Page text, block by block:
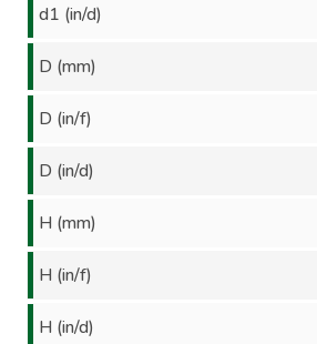
d1 (in/d)
D (mm)
D (in/f)
D (in/d)
H (mm)
H (in/f)
H (in/d)